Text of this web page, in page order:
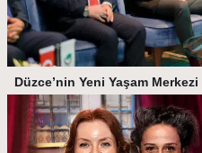
Düzce’nin Yeni Yaşam Merkezi